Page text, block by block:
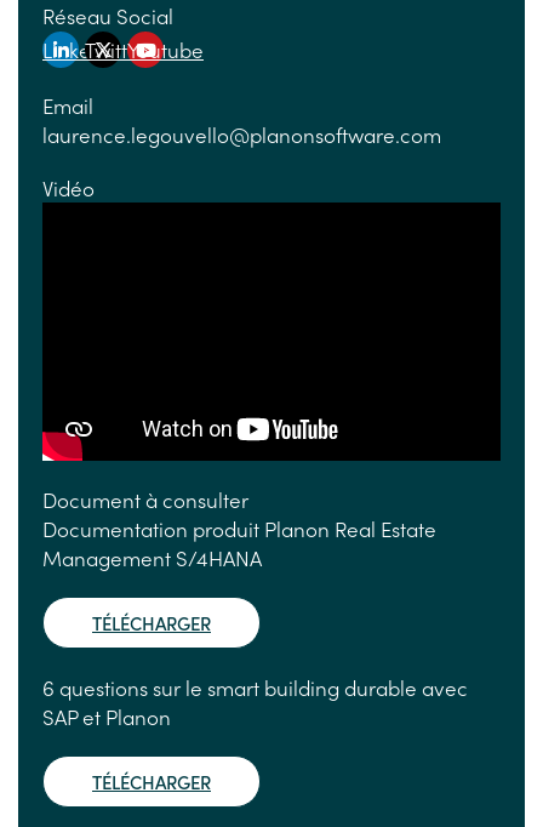
Réseau Social
Linkedin
TwitterYoutube
Email
laurence.legouvello@planonsoftware.com
Vidéo
Document à consulter
Documentation produit Planon Real Estate
Management S/4HANA
TÉLÉCHARGER
6 questions sur le smart building durable avec
SAP et Planon
TÉLÉCHARGER